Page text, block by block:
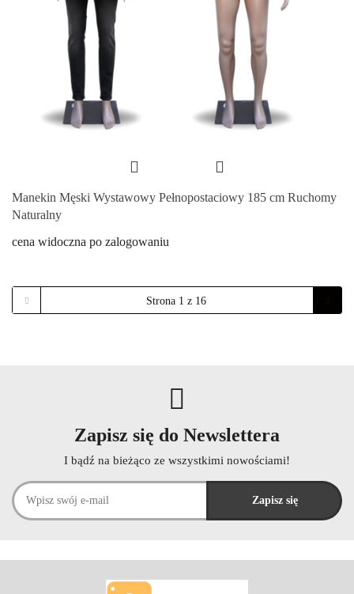
Manekin Męski Wystawowy Pełnopostaciowy 185 cm Ruchomy
Naturalny
cena widoczna po zalogowaniu
Zapisz się do Newslettera
I bądź na bieżąco ze wszystkimi nowościami!